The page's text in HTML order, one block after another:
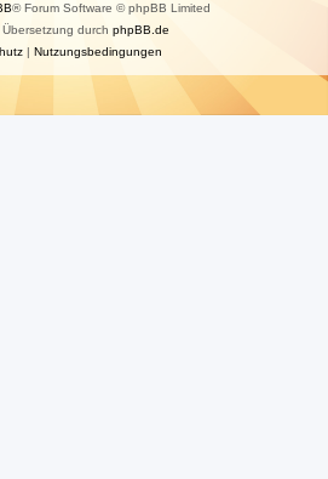
® Forum Software © phpBB Limited
durch phpBB.de
| Nutzungsbedingungen